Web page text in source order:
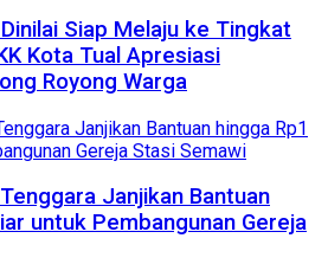
Siap Melaju ke Tingkat
Kota Tual Apresiasi
Royong Warga
Janjikan Bantuan
untuk Pembangunan Gereja